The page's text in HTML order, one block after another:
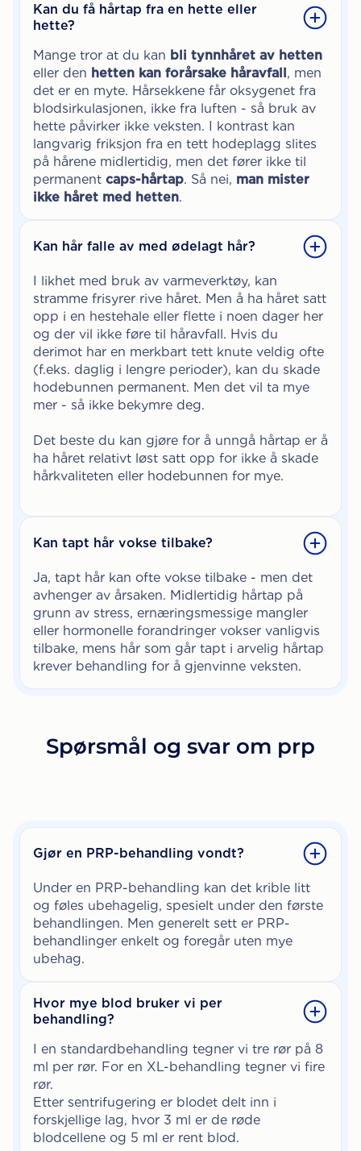
Kan du få hårtap fra en hette eller
hette?
Mange tror at du kan bli tynnhåret av hetten
eller den hetten kan forårsake håravfall, men
det er en myte. Hårsekkene får oksygenet fra
blodsirkulasjonen, ikke fra luften - så bruk av
hette påvirker ikke veksten. I kontrast kan
langvarig friksjon fra en tett hodeplagg slites
på hårene midlertidig, men det fører ikke til
permanent caps-hårtap. Så nei, man mister
ikke håret med hetten.
Kan hår falle av med ødelagt hår?
I likhet med bruk av varmeverktøy, kan
stramme frisyrer rive håret. Men å ha håret satt
opp i en hestehale eller flette i noen dager her
og der vil ikke føre til håravfall. Hvis du
derimot har en merkbart tett knute veldig ofte
(f.eks. daglig i lengre perioder), kan du skade
hodebunnen permanent. Men det vil ta mye
mer - så ikke bekymre deg.
Det beste du kan gjøre for å unngå hårtap er å
ha håret relativt løst satt opp for ikke å skade
hårkvaliteten eller hodebunnen for mye.
Kan tapt hår vokse tilbake?
Ja, tapt hår kan ofte vokse tilbake - men det
avhenger av årsaken. Midlertidig hårtap på
grunn av stress, ernæringsmessige mangler
eller hormonelle forandringer vokser vanligvis
tilbake, mens hår som går tapt i arvelig hårtap
krever behandling for å gjenvinne veksten.
Spørsmål og svar om prp
Gjør en PRP-behandling vondt?
Under en PRP-behandling kan det krible litt
og føles ubehagelig, spesielt under den første
behandlingen. Men generelt sett er PRP-
behandlinger enkelt og foregår uten mye
ubehag.
Hvor mye blod bruker vi per
behandling?
I en standardbehandling tegner vi tre rør på 8
ml per rør. For en XL-behandling tegner vi fire
rør.
Etter sentrifugering er blodet delt inn i
forskjellige lag, hvor 3 ml er de røde
blodcellene og 5 ml er rent blod.